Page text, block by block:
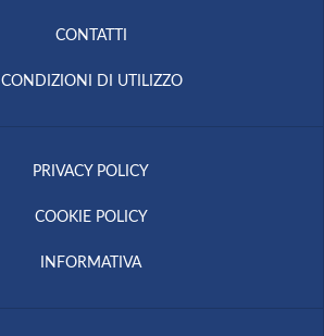
CONTATTI
CONDIZIONI DI UTILIZZO
PRIVACY POLICY
COOKIE POLICY
INFORMATIVA